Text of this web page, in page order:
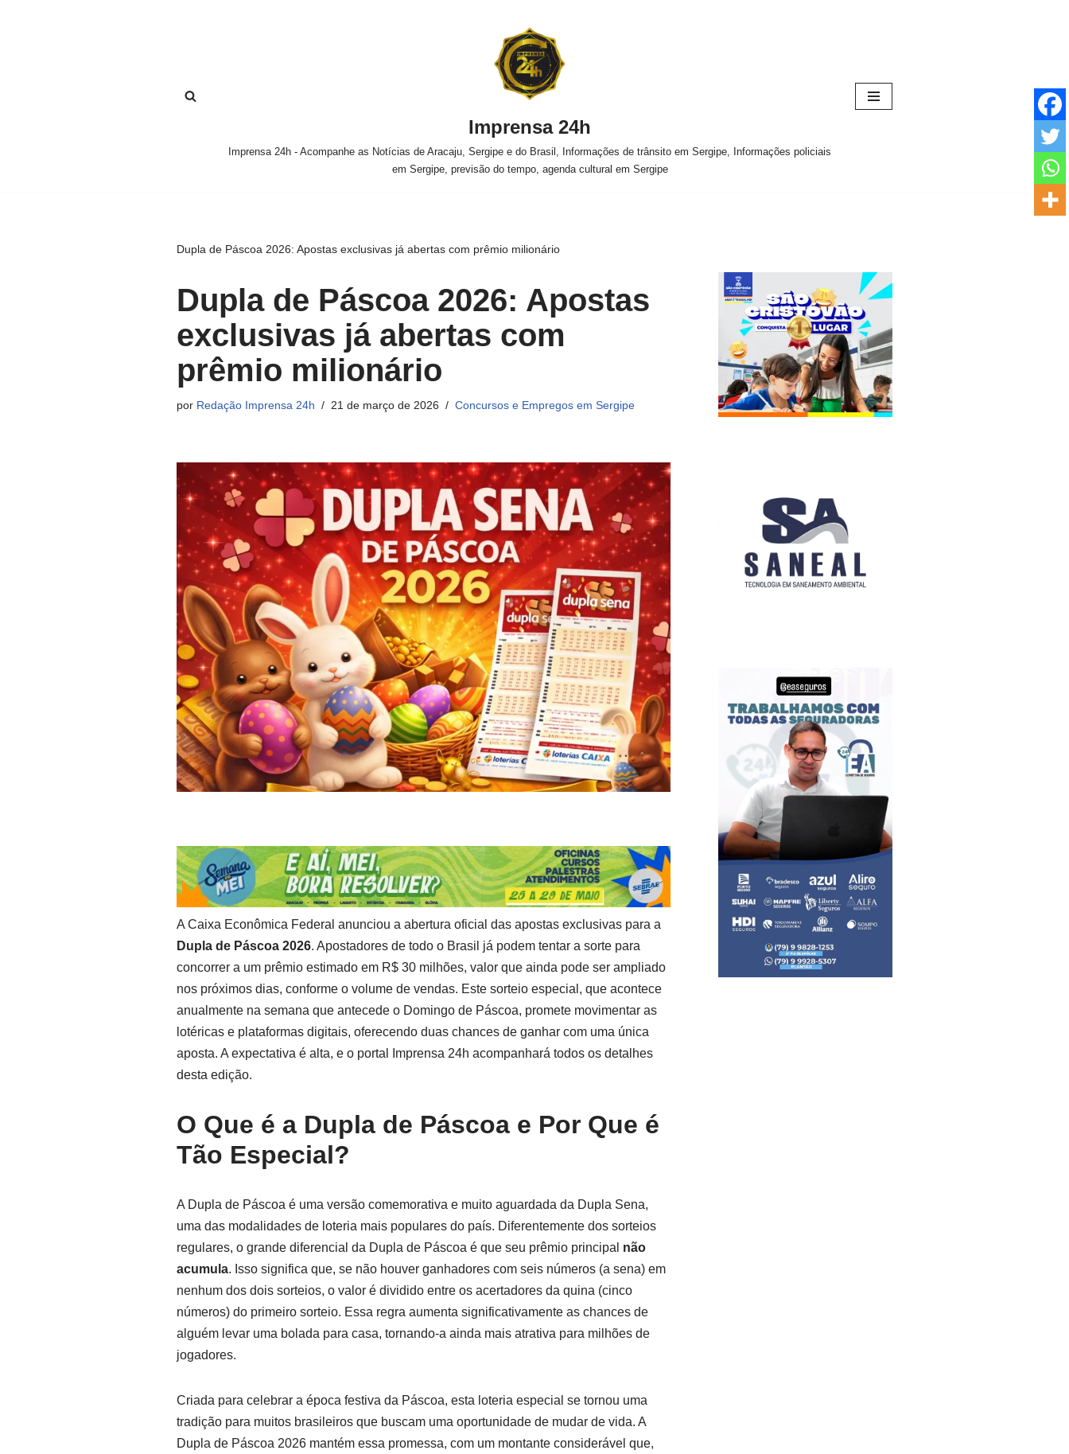
Imprensa 24h
Imprensa 24h - Acompanhe as Notícias de Aracaju, Sergipe e do Brasil, Informações de trânsito em Sergipe, Informações policiais
em Sergipe, previsão do tempo, agenda cultural em Sergipe
Dupla de Páscoa 2026: Apostas exclusivas já abertas com prêmio milionário
Dupla de Páscoa 2026: Apostas
exclusivas já abertas com
prêmio milionário
por Redação Imprensa 24h 21 de março de 2026 Concursos e Empregos em Sergipe
A Caixa Econômica Federal anunciou a abertura oficial das apostas exclusivas para a
Dupla de Páscoa 2026. Apostadores de todo o Brasil já podem tentar a sorte para
concorrer a um prêmio estimado em R$ 30 milhões, valor que ainda pode ser ampliado
nos próximos dias, conforme o volume de vendas. Este sorteio especial, que acontece
anualmente na semana que antecede o Domingo de Páscoa, promete movimentar as
lotéricas e plataformas digitais, oferecendo duas chances de ganhar com uma única
aposta. A expectativa é alta, e o portal Imprensa 24h acompanhará todos os detalhes
desta edição.
O Que é a Dupla de Páscoa e Por Que é
Tão Especial?
A Dupla de Páscoa é uma versão comemorativa e muito aguardada da Dupla Sena,
uma das modalidades de loteria mais populares do país. Diferentemente dos sorteios
regulares, o grande diferencial da Dupla de Páscoa é que seu prêmio principal não
acumula. Isso significa que, se não houver ganhadores com seis números (a sena) em
nenhum dos dois sorteios, o valor é dividido entre os acertadores da quina (cinco
números) do primeiro sorteio. Essa regra aumenta significativamente as chances de
alguém levar uma bolada para casa, tornando-a ainda mais atrativa para milhões de
jogadores.
Criada para celebrar a época festiva da Páscoa, esta loteria especial se tornou uma
tradição para muitos brasileiros que buscam uma oportunidade de mudar de vida. A
Dupla de Páscoa 2026 mantém essa promessa, com um montante considerável que,